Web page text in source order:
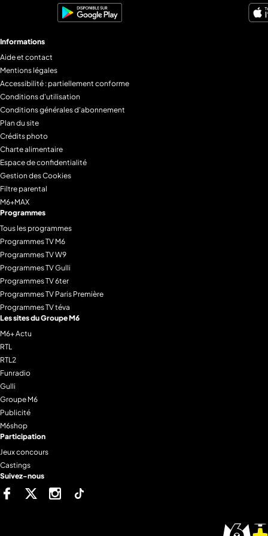
Informations
Aide et contact
Mentions légales
Accessibilité : partiellement conforme
Conditions d'utilisation
Conditions générales d'abonnement
Plan du site
Crédits photo
Charte alimentaire
Espace de confidentialité
Gestion des Cookies
Filtre parental
M6+MAX
Programmes
Tous les programmes
Programmes TV M6
Programmes TV W9
Programmes TV Gulli
Programmes TV 6ter
Programmes TV Paris Première
Programmes TV téva
Les sites du Groupe M6
M6+ Actu
RTL
RTL2
Funradio
Gulli
Groupe M6
Publicité
M6shop
Participation
Jeux concours
Castings
Suivez-nous
FacebookTwitter Instagram